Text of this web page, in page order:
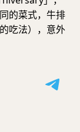
的菜式，牛排
吃法），意外